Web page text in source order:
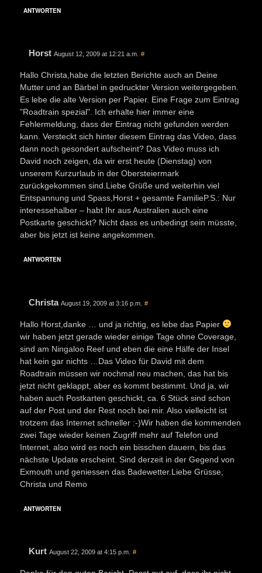
ANTWORTEN
Horst August 12, 2009 at 12:21 a.m. #
Hallo Christa,habe die letzten Berichte auch an Deine
Mutter und an Bärbel in gedruckter Version weitergegeben.
Es lebe die alte Version per Papier. Eine Frage zum Eintrag
"Roadtrain spezial". Ich erhalte hier immer eine
Fehlermeldung, dass der Eintrag nicht gefunden werden
kann. Versteckt sich hinter diesem Eintrag das Video, dass
dann noch gesondert aufscheint? Das Video muss ich
David noch zeigen, da wir erst heute (Dienstag) von
unserem Kurzurlaub in der Obersteiermark
zurückgekommen sind.Liebe Grüße und weiterhin viel
Entspannung und Spass,Horst + gesamte FamilieP.S.: Nur
interessehalber – habt Ihr aus Australien auch eine
Postkarte geschickt? Nicht dass es unbedingt sein müsste,
aber bis jetzt ist keine angekommen.
ANTWORTEN
Christa August 19, 2009 at 3:16 p.m. #
Hallo Horst,danke … und ja richtig, es lebe das Papier
wir haben jetzt gerade wieder einige Tage ohne Coverage,
sind am Ningaloo Reef und eben die eine Hälfe der Insel
hat kein gar nichts …Das Video für David mit dem
Roadtrain müssen wir nochmal neu machen, das hat bis
jetzt nicht geklappt, aber es kommt bestimmt. Und ja, wir
haben auch Postkarten geschickt, ca. 6 Stück sind schon
auf der Post und der Rest noch bei mir. Also vielleicht ist
trotzem das Internet schneller :-)Wir haben die kommenden
zwei Tage wieder keinen Zugriff mehr auf Telefon und
Internet, also wird es noch ein bisschen dauern, bis das
nächste Update erscheint. Sind derzeit in der Gegend von
Exmouth und geniessen das Badewetter.Liebe Grüsse,
Christa und Remo
ANTWORTEN
Kurt August 22, 2009 at 4:15 p.m. #